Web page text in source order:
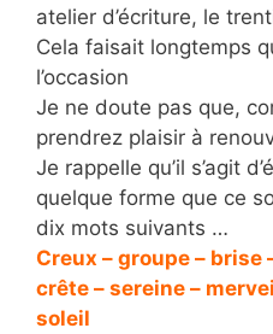
atelier d’écriture, le
Cela faisait longtemps
l’occasion
Je ne doute pas que,
prendrez plaisir à
Je rappelle qu’il s’agit
quelque forme que ce
dix mots suivants …
Creux – groupe – brise
crête – sereine –
soleil